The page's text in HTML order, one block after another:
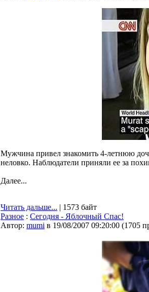
Мужчина привел знакомить 4-летнюю
неловко. Наблюдатели приняли ее за
Далее...
Читать дальше... | 1573 байт
Разное : Сегодня - Яблочный Спас!
Автор: mumi в 19/08/2007 09:20:00 (1705